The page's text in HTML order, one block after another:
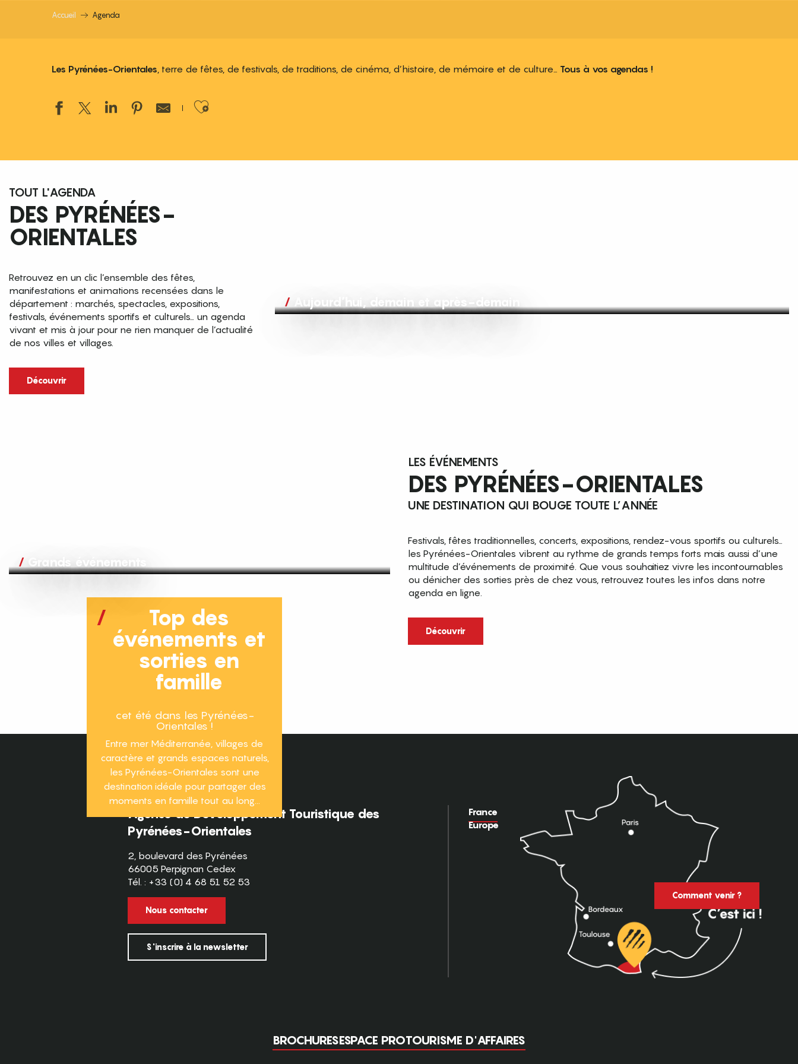
Accueil Agenda
Les Pyrénées-Orientales, terre de fêtes, de festivals, de traditions, de cinéma, d’histoire, de mémoire et de culture… Tous à vos agendas !
Ajouter aux favoris
TOUT L'AGENDA
DES PYRÉNÉES-
ORIENTALES
Retrouvez en un clic l’ensemble des fêtes,
manifestations et animations recensées dans le
département : marchés, spectacles, expositions,
festivals, événements sportifs et culturels… un agenda
vivant et mis à jour pour ne rien manquer de l’actualité
de nos villes et villages.
Découvrir
Aujourd’hui, demain et après-demain
Grands événements
LES ÉVÉNEMENTS
DES PYRÉNÉES-ORIENTALES
UNE DESTINATION QUI BOUGE TOUTE L’ANNÉE
Festivals, fêtes traditionnelles, concerts, expositions, rendez-vous sportifs ou culturels…
les Pyrénées-Orientales vibrent au rythme de grands temps forts mais aussi d’une
multitude d’événements de proximité. Que vous souhaitiez vivre les incontournables
ou dénicher des sorties près de chez vous, retrouvez toutes les infos dans notre
agenda en ligne.
Découvrir
Top des
événements et
sorties en
famille
cet été dans les Pyrénées-
Orientales !
Entre mer Méditerranée, villages de
caractère et grands espaces naturels,
les Pyrénées-Orientales sont une
destination idéale pour partager des
moments en famille tout au long...
Agence de Développement Touristique des
Pyrénées-Orientales
2, boulevard des Pyrénées
66005 Perpignan Cedex
Tél. : +33 (0) 4 68 51 52 53
Nous contacter
S'inscrire à la newsletter
France
Europe
Comment venir ?
BROCHURESESPACE PROTOURISME D'AFFAIRES